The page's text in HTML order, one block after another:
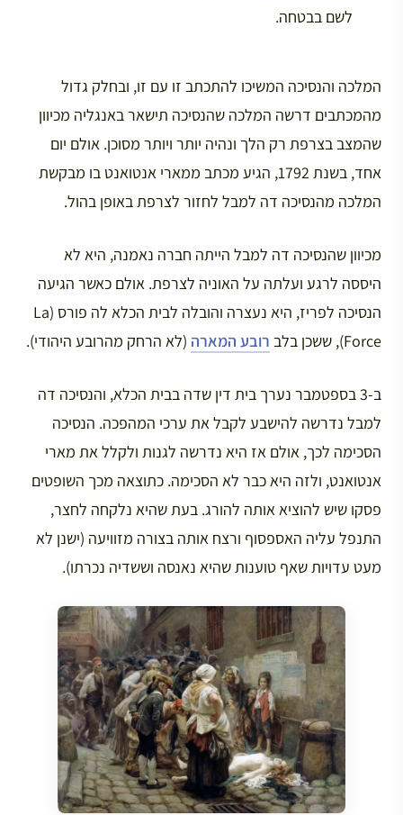
לשם בבטחה.
המלכה והנסיכה המשיכו להתכתב זו עם זו, ובחלק גדול
מהמכתבים דרשה המלכה שהנסיכה תישאר באנגליה מכיוון
שהמצב בצרפת רק הלך ונהיה יותר ויותר מסוכן. אולם יום
אחד, בשנת 1792, הגיע מכתב ממארי אנטואנט בו מבקשת
המלכה מהנסיכה דה למבל לחזור לצרפת באופן בהול.
מכיוון שהנסיכה דה למבל הייתה חברה נאמנה, היא לא
היססה לרגע ועלתה על האוניה לצרפת. אולם כאשר הגיעה
הנסיכה לפריז, היא נעצרה והובלה לבית הכלא לה פורס (La
Force), ששכן בלב
רובע המארה (לא הרחק מהרובע היהודי).
ב-3 בספטמבר נערך בית דין שדה בבית הכלא, והנסיכה דה
למבל נדרשה להישבע לקבל את ערכי המהפכה. הנסיכה
הסכימה לכך, אולם אז היא נדרשה לגנות ולקלל את מארי
אנטואנט, ולזה היא כבר לא הסכימה. כתוצאה מכך השופטים
פסקו שיש להוציא אותה להורג. בעת שהיא נלקחה לחצר,
התנפל עליה האספסוף ורצח אותה בצורה מזוויעה (ישנן לא
מעט עדויות שאף טוענות שהיא נאנסה וששדיה נכרתו).